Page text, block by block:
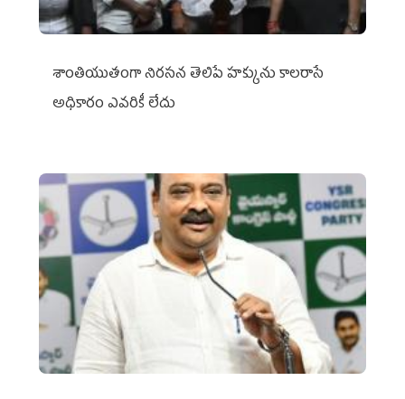
శాంతియుతంగా నిరసన తెలిపే హక్కును కాలరాసే
అధికారం ఎవరికీ లేదు